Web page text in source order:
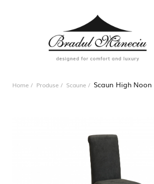
Home Produse Scaune Scaun High Noon